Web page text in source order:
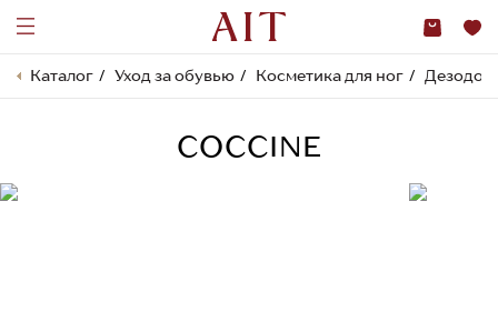
Каталог Уход за обувью Косметика для ног
COCCINE